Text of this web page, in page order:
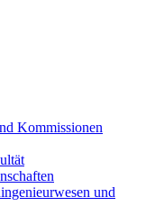
Kommissionen
und